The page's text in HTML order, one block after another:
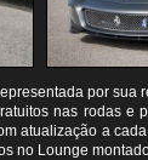
por sua
nas rodas e
atualização a
no Lounge